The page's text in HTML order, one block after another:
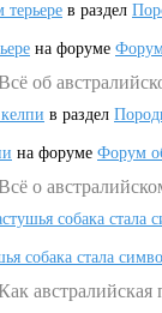
терьере в раздел
на форуме
об
в раздел
на форуме Форум
о
собака
собака стала